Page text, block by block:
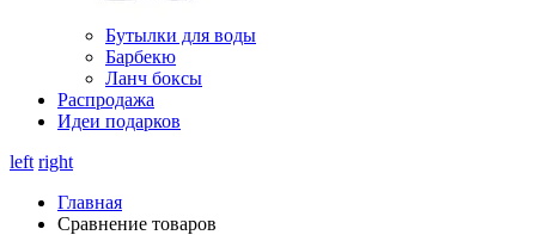
Бутылки для воды
Барбекю
Ланч боксы
Распродажа
Идеи подарков
left right
Главная
Сравнение товаров